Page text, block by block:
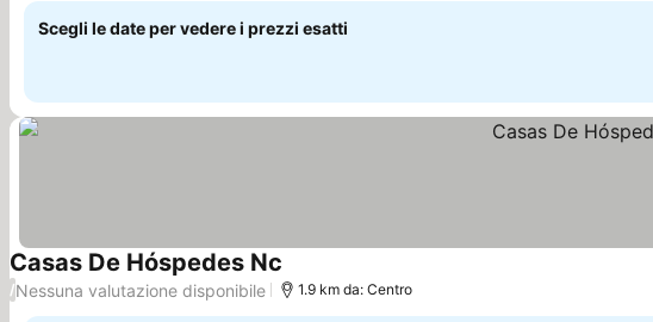
Scegli le date per vedere i prezzi esatti
Casas De Hóspedes NcScopri i prezzi
/Nessuna valutazione disponibile 1.9 km da: Centro